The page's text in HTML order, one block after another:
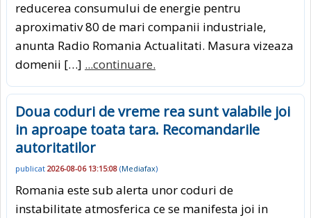
reducerea consumului de energie pentru
aproximativ 80 de mari companii industriale,
anunta Radio Romania Actualitati. Masura vizeaza
domenii […] ...continuare.
Doua coduri de vreme rea sunt valabile joi
in aproape toata tara. Recomandarile
autoritatilor
publicat 2026-08-06 13:15:08 (Mediafax)
Romania este sub alerta unor coduri de
instabilitate atmosferica ce se manifesta joi in